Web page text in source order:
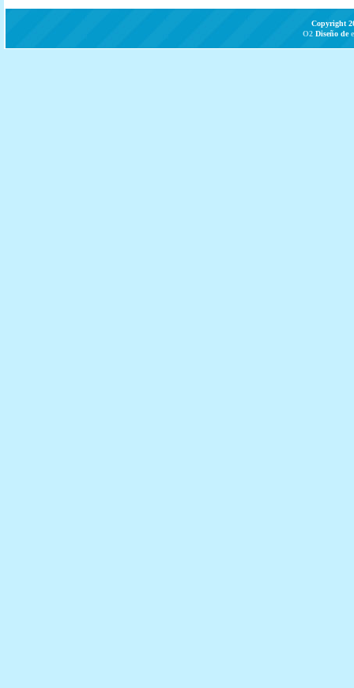
Copyright
O2Diseño de